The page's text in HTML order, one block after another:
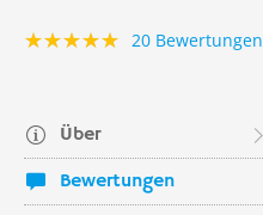
20 Bewertungen
Über
Bewertungen